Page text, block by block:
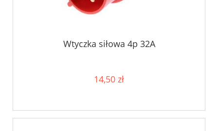
Wtyczka siłowa 4p 32A
14,50 zł